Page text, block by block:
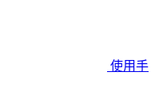
使用手